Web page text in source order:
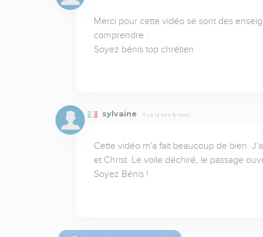
Merci pour cette vidéo se sont des
comprendre .
Soyez bénis top chrétien
sylvaine Il y a 12 ans, 8 mois
Cette vidéo m'a fait beaucoup de bien.
et Christ. Le voile déchiré, le passage
Soyez Bénis !